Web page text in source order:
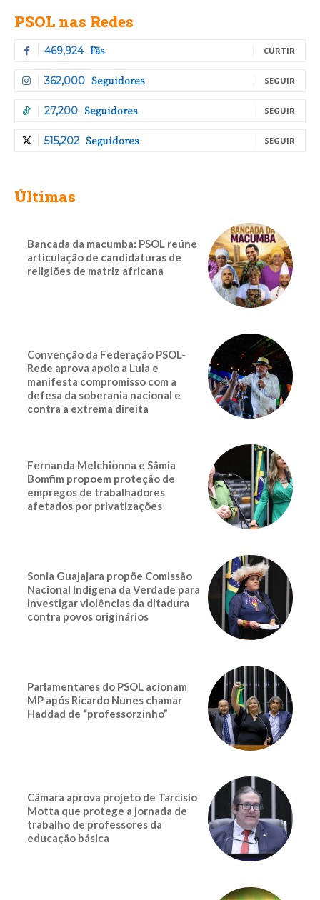
PSOL nas Redes
469,924 Fãs CURTIR
362,000 Seguidores SEGUIR
27,200 Seguidores SEGUIR
515,202 Seguidores SEGUIR
Últimas
Bancada da macumba: PSOL reúne
articulação de candidaturas de
religiões de matriz africana
Convenção da Federação PSOL-
Rede aprova apoio a Lula e
manifesta compromisso com a
defesa da soberania nacional e
contra a extrema direita
Fernanda Melchionna e Sâmia
Bomfim propoem proteção de
empregos de trabalhadores
afetados por privatizações
Sonia Guajajara propõe Comissão
Nacional Indígena da Verdade para
investigar violências da ditadura
contra povos originários
Parlamentares do PSOL acionam
MP após Ricardo Nunes chamar
Haddad de “professorzinho”
Câmara aprova projeto de Tarcísio
Motta que protege a jornada de
trabalho de professores da
educação básica